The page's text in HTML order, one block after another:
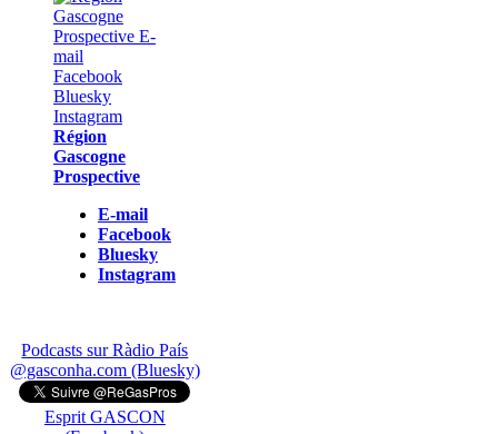
Région
Gascogne
Prospective
E-mail
Facebook
Bluesky
Instagram
Podcasts sur Ràdio País
@gasconha.com (Bluesky)
Esprit GASCON